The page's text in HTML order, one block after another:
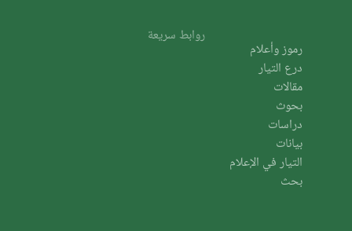
روابط سريعة
رموز وأعلام
درع التيار
مقالات
بحوث
دراسات
بيانات
التيار في الإعلام
بحث